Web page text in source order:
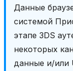
Данные
системой
этапе 3DS
некоторых
данные и/или